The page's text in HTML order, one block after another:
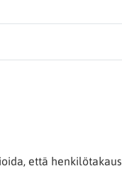
että henkilötakaus